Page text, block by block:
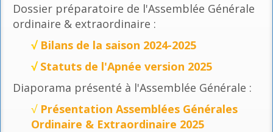
Dossier préparatoire de l'Assemblée Générale
ordinaire & extraordinaire :
√ Bilans de la saison 2024-2025
√ Statuts de l'Apnée version 2025
Diaporama présenté à l'Assemblée Générale :
√ Présentation Assemblées Générales
Ordinaire & Extraordinaire 2025